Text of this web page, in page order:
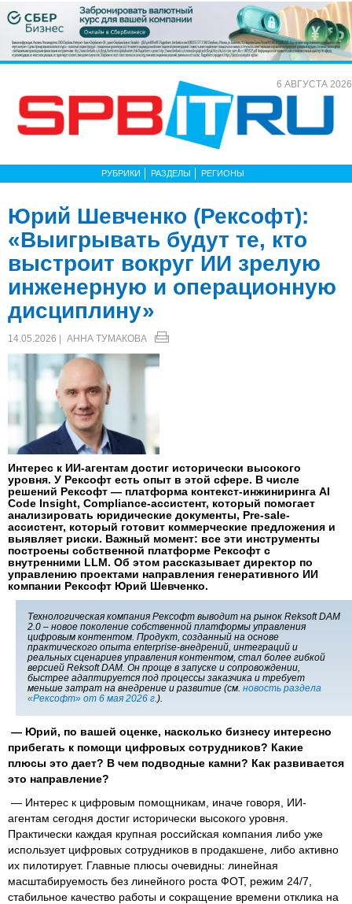
6 АВГУСТА 2026
РУБРИКИ РАЗДЕЛЫ РЕГИОНЫ
Юрий Шевченко (Рексофт):
«Выигрывать будут те, кто
выстроит вокруг ИИ зрелую
инженерную и операционную
дисциплину»
14.05.2026 | АННА ТУМАКОВА
Интерес к ИИ-агентам достиг исторически высокого
уровня. У Рексофт есть опыт в этой сфере. В числе
решений Рексофт — платформа контекст-инжиниринга AI
Code Insight, Compliance-ассистент, который помогает
анализировать юридические документы, Pre-sale-
ассистент, который готовит коммерческие предложения и
выявляет риски. Важный момент: все эти инструменты
построены собственной платформе Рексофт с
внутренними LLM. Об этом рассказывает директор по
управлению проектами направления генеративного ИИ
компании Рексофт Юрий Шевченко.
Технологическая компания Рексофт выводит на рынок Reksoft DAM
2.0 – новое поколение собственной платформы управления
цифровым контентом. Продукт, созданный на основе
практического опыта enterprise-внедрений, интеграций и
реальных сценариев управления контентом, стал более гибкой
версией Reksoft DAM. Он проще в запуске и сопровождении,
быстрее адаптируется под процессы заказчика и требует
меньше затрат на внедрение и развитие (см. новость раздела
«Рексофт» от 6 мая 2026 г.).
— Юрий, по вашей оценке, насколько бизнесу интересно
прибегать к помощи цифровых сотрудников? Какие
плюсы это дает? В чем подводные камни? Как развивается
это направление?
— Интерес к цифровым помощникам, иначе говоря, ИИ-
агентам сегодня достиг исторически высокого уровня.
Практически каждая крупная российская компания либо уже
использует цифровых сотрудников в продакшене, либо активно
их пилотирует. Главные плюсы очевидны: линейная
масштабируемость без линейного роста ФОТ, режим 24/7,
стабильное качество работы и сокращение времени отклика на